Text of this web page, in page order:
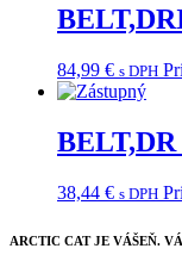
84,99 € s DPH
BELT,DR
38,44 € s DPH
ARCTIC CATJE VÁŠEŇ.